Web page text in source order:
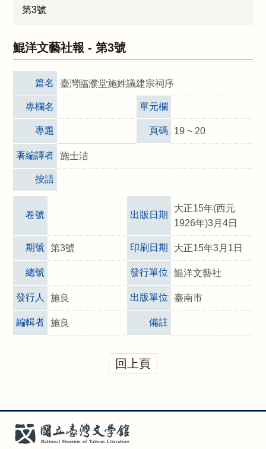
第3號
鯤洋文藝社報 -第3號
篇名 臺灣臨濮堂施姓議建宗祠序
專欄名 單元欄
專題 頁碼 19 ~ 20
著編譯者 施士洁
按語
卷號 出版日期
大正15年(西元
1926年)3月4日
期號 第3號 印刷日期 大正15年3月1日
總號 發行單位 鯤洋文藝社
發行人 施良 出版單位 臺南市
編輯者 施良 備註
回上頁